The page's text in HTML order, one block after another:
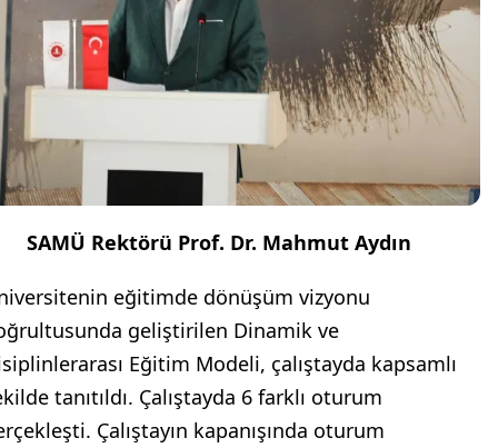
SAMÜ Rektörü Prof. Dr. Mahmut Aydın
eğitimde dönüşüm vizyonu
geliştirilen Dinamik ve
Eğitim Modeli, çalıştayda kapsamlı
tanıtıldı. Çalıştayda 6 farklı oturum
Çalıştayın kapanışında oturum